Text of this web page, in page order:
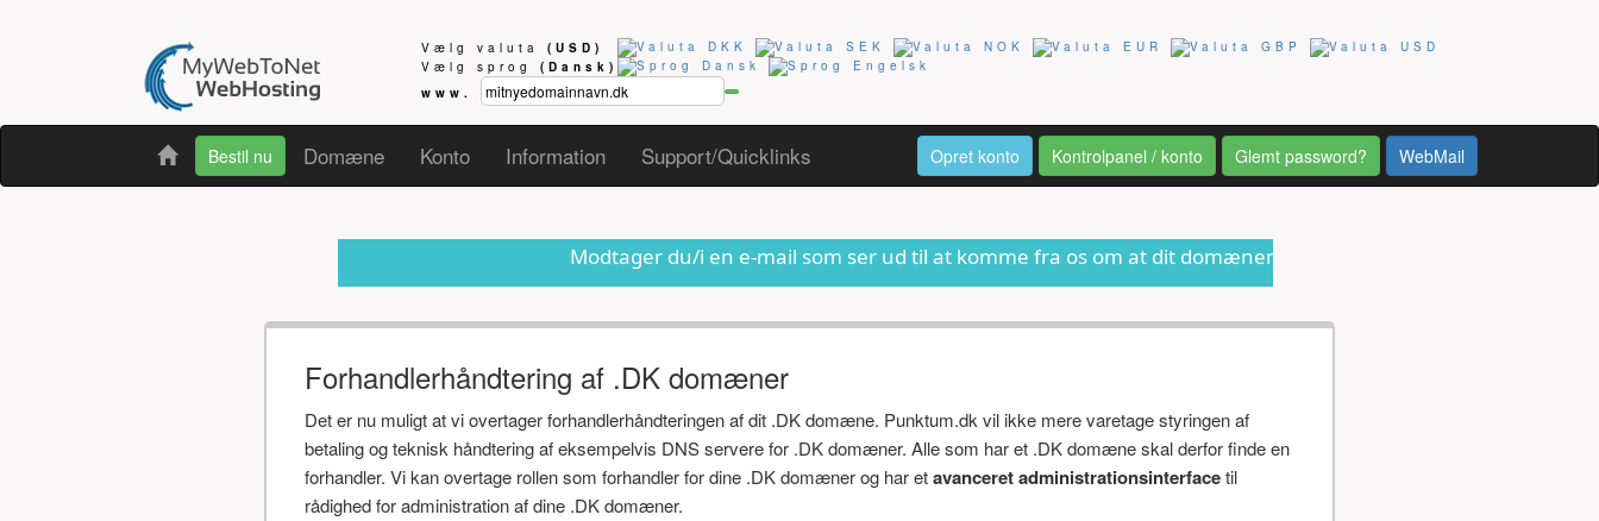
Vælg valuta (USD)
Vælg sprog (Dansk)
www.
Bestil nu Domæne Konto Information Support/Quicklinks Opret konto Kontrolpanel / konto Glemt password? WebMail
Modtager du/i en e-mail som ser ud til at komme fra os om at dit domænenavn er ved at udløbe eller anden form for
Forhandlerhåndtering af .DK domæner
Det er nu muligt at vi overtager forhandlerhåndteringen af dit .DK domæne. Punktum.dk vil ikke mere varetage styringen af
betaling og teknisk håndtering af eksempelvis DNS servere for .DK domæner. Alle som har et .DK domæne skal derfor finde en
forhandler. Vi kan overtage rollen som forhandler for dine .DK domæner og har etavanceret administrationsinterfacetil
rådighed for administration af dine .DK domæner.